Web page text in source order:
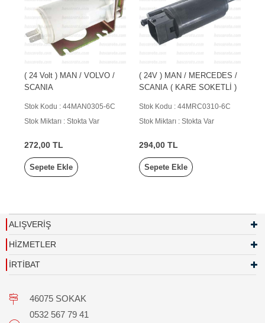
( 24 Volt ) MAN / VOLVO /
SCANIA
Stok Kodu : 44MAN0305-6C
Stok Miktarı : Stokta Var
272,00 TL
Sepete Ekle
( 24V ) MAN / MERCEDES /
SCANIA ( KARE SOKETLİ )
Stok Kodu : 44MRC0310-6C
Stok Miktarı : Stokta Var
294,00 TL
Sepete Ekle
ALIŞVERİŞ
HİZMETLER
İRTİBAT
46075 SOKAK
0532 567 79 41